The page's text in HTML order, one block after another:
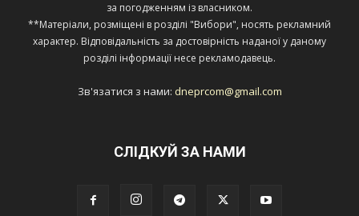
за погодженням із власником.
**Матеріали, розміщені в розділі "Вибори", носять рекламний
характер. Відповідальність за достовірність наданої у даному
розділі інформації несе рекламодавець.
Зв'язатися з нами: dneprcom@gmail.com
СЛІДКУЙ ЗА НАМИ